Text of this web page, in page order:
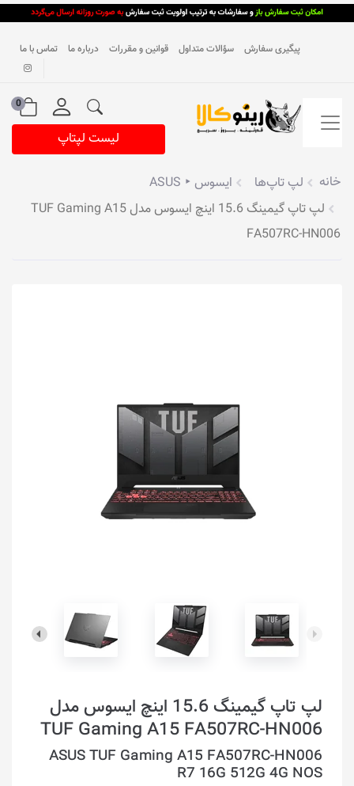
پیگیری سفارش سؤالات متداول قوانین و مقررات درباره ما تماس با ما
0
لیست لپتاپ
خانه لپ تاپ‌ها
ایسوس ‣ ASUS
لپ تاپ گیمینگ 15.6 اینچ ایسوس مدل TUF Gaming A15
FA507RC-HN006
لپ تاپ گیمینگ 15.6 اینچ ایسوس مدل
TUF Gaming A15 FA507RC-HN006
ASUS TUF Gaming A15 FA507RC-HN006
R7 16G 512G 4G NOS